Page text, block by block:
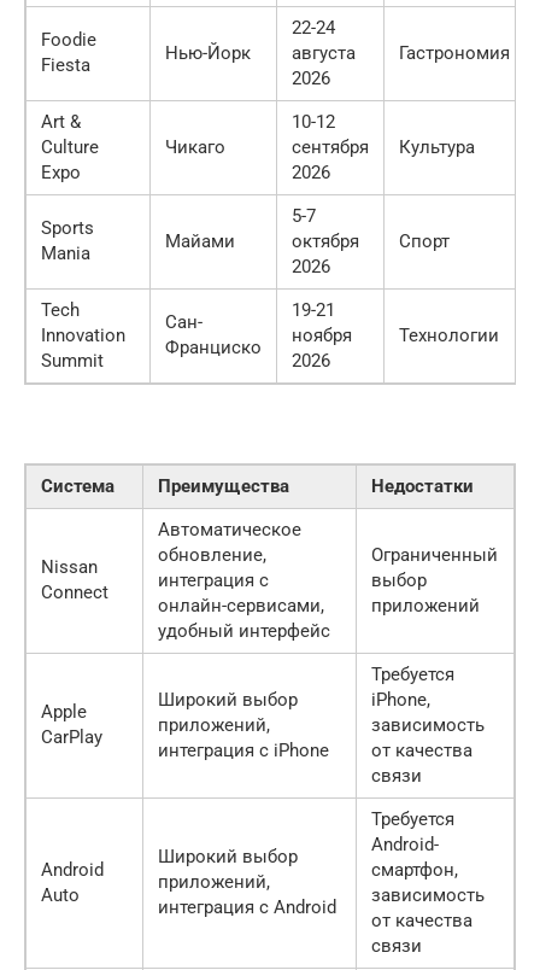
Foodie
Fiesta
Нью-Йорк
22-24
августа
2026
Гастрономия
Art &
Culture
Expo
Чикаго
10-12
сентября
2026
Культура
Sports
Mania
Майами
5-7
октября
2026
Спорт
Tech
Innovation
Summit
Сан-
Франциско
19-21
ноября
2026
Технологии
Система Преимущества Недостатки
Nissan
Connect
Автоматическое
обновление,
интеграция с
онлайн-сервисами,
удобный интерфейс
Ограниченный
выбор
приложений
Apple
CarPlay
Широкий выбор
приложений,
интеграция с iPhone
Требуется
iPhone,
зависимость
от качества
связи
Android
Auto
Широкий выбор
приложений,
интеграция с Android
Требуется
Android-
смартфон,
зависимость
от качества
связи